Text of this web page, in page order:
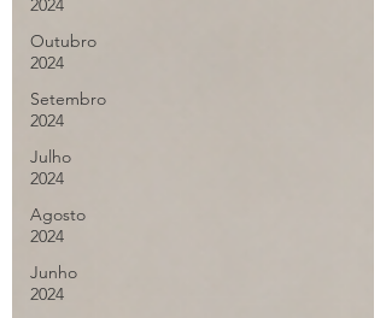
2024
Outubro
2024
Setembro
2024
Julho
2024
Agosto
2024
Junho
2024